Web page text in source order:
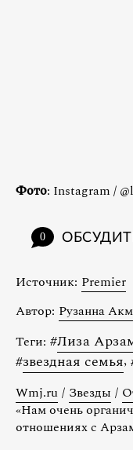
Фото: Instagram /
0
Источник: Premier
Автор: Рузанна
Теги: #Лиза
#звездная семья,
Wmj.ru / Звезды /
«Нам очень
отношениях с